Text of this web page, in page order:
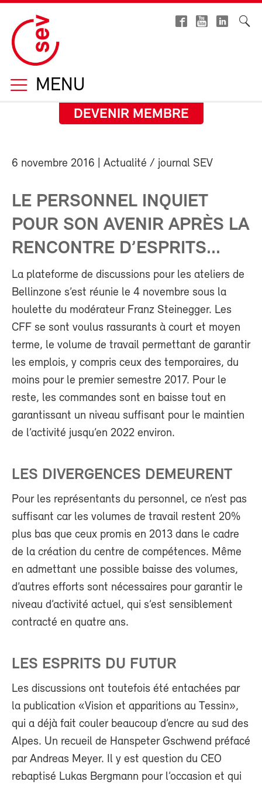
MENU
DEVENIR MEMBRE
6 novembre 2016 | Actualité / journal SEV
LE PERSONNEL INQUIET
POUR SON AVENIR APRÈS LA
RENCONTRE D’ESPRITS...
La plateforme de discussions pour les ateliers de
Bellinzone s’est réunie le 4 novembre sous la
houlette du modérateur Franz Steinegger. Les
CFF se sont voulus rassurants à court et moyen
terme, le volume de travail permettant de garantir
les emplois, y compris ceux des temporaires, du
moins pour le premier semestre 2017. Pour le
reste, les commandes sont en baisse tout en
garantissant un niveau suffisant pour le maintien
de l’activité jusqu’en 2022 environ.
LES DIVERGENCES DEMEURENT
Pour les représentants du personnel, ce n’est pas
suffisant car les volumes de travail restent 20%
plus bas que ceux promis en 2013 dans le cadre
de la création du centre de compétences. Même
en admettant une possible baisse des volumes,
d’autres efforts sont nécessaires pour garantir le
niveau d’activité actuel, qui s’est sensiblement
contracté en quatre ans.
LES ESPRITS DU FUTUR
Les discussions ont toutefois été entachées par
la publication «Vision et apparitions au Tessin»,
qui a déjà fait couler beaucoup d’encre au sud des
Alpes. Un recueil de Hanspeter Gschwend préfacé
par Andreas Meyer. Il y est question du CEO
rebaptisé Lukas Bergmann pour l’occasion et qui